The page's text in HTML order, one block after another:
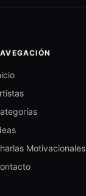
Motivacionales